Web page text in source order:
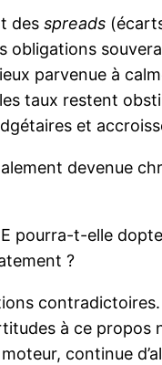
desspreads
obligations
parvenue à
taux restent
et
devenue
pourra-t-elle
?
à ce
continue